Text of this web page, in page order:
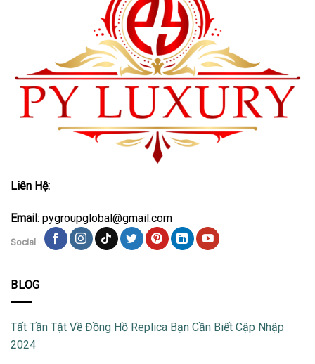
Liên Hệ:
Email: pygroupglobal@gmail.com
Social
BLOG
Tất Tần Tật Về Đồng Hồ Replica Bạn Cần Biết Cập Nhập
2024